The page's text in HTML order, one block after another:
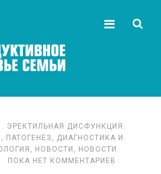
ЭРЕКТИЛЬНАЯ ДИСФУНКЦИЯ:
ПАТОГЕНЕЗ, ДИАГНОСТИКА И
, НОВОСТИ , НОВОСТИ
ПОКА НЕТ КОММЕНТАРИЕВ